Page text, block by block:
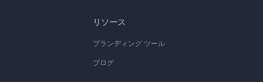
リソース
ブランディング ツール
ブログ